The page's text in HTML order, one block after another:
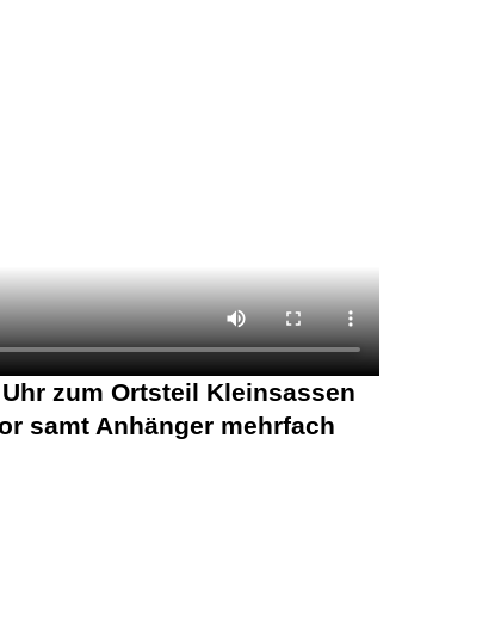
zum Ortsteil Kleinsassen
samt Anhänger mehrfach